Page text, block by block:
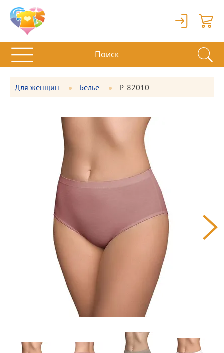
Вход
Для женщин Бельё P-82010
товара
Предпросмотр
фотографий